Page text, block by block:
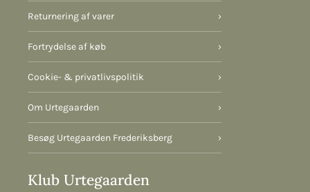
Returnering af varer ›
Fortrydelse af køb ›
Cookie- & privatlivspolitik ›
Om Urtegaarden ›
Besøg Urtegaarden Frederiksberg ›
Klub Urtegaarden